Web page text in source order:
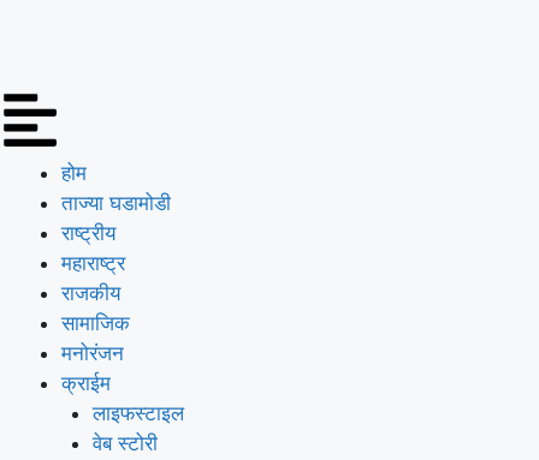
होम
ताज्या घडामोडी
राष्ट्रीय
महाराष्ट्र
राजकीय
सामाजिक
मनोरंजन
क्राईम
लाइफस्टाइल
वेब स्टोरी